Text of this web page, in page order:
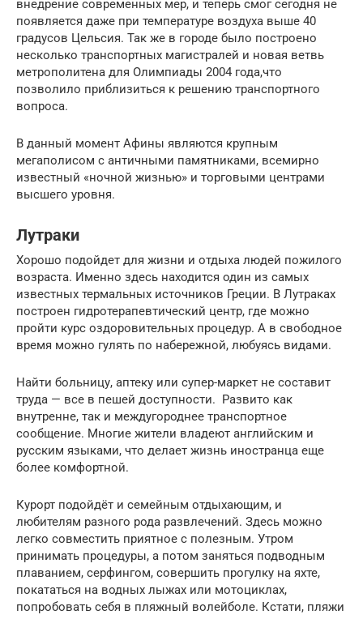
внедрение современных мер, и теперь смог сегодня не
появляется даже при температуре воздуха выше 40
градусов Цельсия. Так же в городе было построено
несколько транспортных магистралей и новая ветвь
метрополитена для Олимпиады 2004 года,что
позволило приблизиться к решению транспортного
вопроса.
В данный момент Афины являются крупным
мегаполисом с античными памятниками, всемирно
известный «ночной жизнью» и торговыми центрами
высшего уровня.
Лутраки
Хорошо подойдет для жизни и отдыха людей пожилого
возраста. Именно здесь находится один из самых
известных термальных источников Греции. В Лутраках
построен гидротерапевтический центр, где можно
пройти курс оздоровительных процедур. А в свободное
время можно гулять по набережной, любуясь видами.
Найти больницу, аптеку или супер-маркет не составит
труда — все в пешей доступности. Развито как
внутренне, так и междугороднее транспортное
сообщение. Многие жители владеют английским и
русским языками, что делает жизнь иностранца еще
более комфортной.
Курорт подойдёт и семейным отдыхающим, и
любителям разного рода развлечений. Здесь можно
легко совместить приятное с полезным. Утром
принимать процедуры, а потом заняться подводным
плаванием, серфингом, совершить прогулку на яхте,
покататься на водных лыжах или мотоциклах,
попробовать себя в пляжный волейболе. Кстати, пляжи